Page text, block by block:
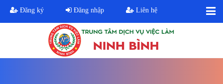
Đăng ký Đăng nhập Liên hệ